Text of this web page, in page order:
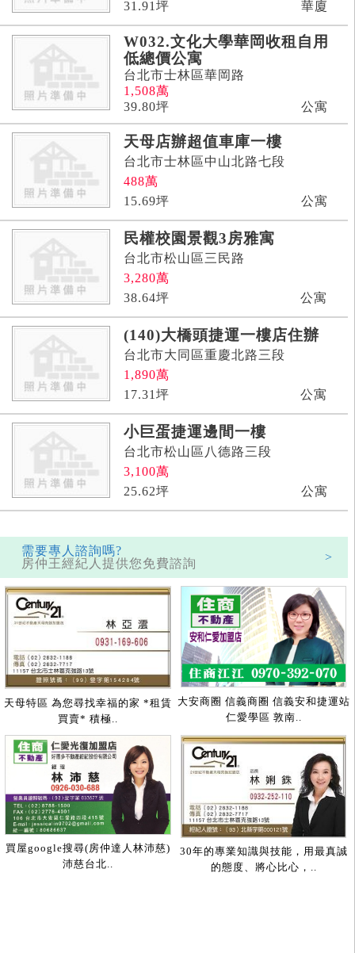
31.91 坪 華廈
W032.文化大學華岡收租自用
低總價公寓
台北市士林區華岡路
1,508萬
39.80坪 公寓
天母店辦超值車庫一樓
台北市士林區中山北路七段
488萬
15.69坪 公寓
民權校園景觀3房雅寓
台北市松山區三民路
3,280萬
38.64坪 公寓
(140)大橋頭捷運一樓店住辦
台北市大同區重慶北路三段
1,890萬
17.31 坪 公寓
小巨蛋捷運邊間一樓
台北市松山區八德路三段
3,100萬
25.62坪 公寓
需要專人諮詢嗎?
房仲王經紀人提供您免費諮詢
>
天母特區 為您尋找幸福的家 *租賃
買賣* 積極..
大安商圈 信義商圈 信義安和捷運站
仁愛學區 敦南..
買屋google搜尋(房仲達人林沛慈)
沛慈台北..
30年的專業知識與技能，用最真誠
的態度、將心比心，..